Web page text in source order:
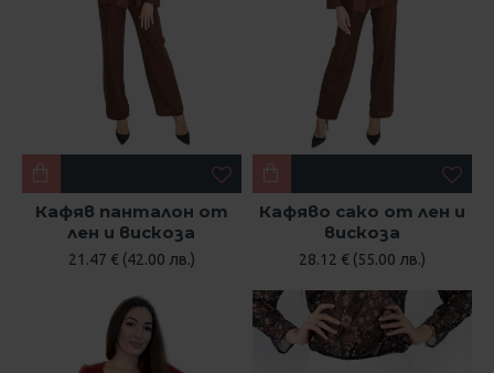
Кафяв панталон от
лен и вискоза
21.47 € (42.00 лв.)
Кафяво сако от лен и
вискоза
28.12 € (55.00 лв.)